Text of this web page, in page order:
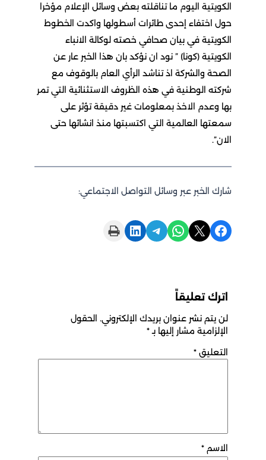
الكويتية اليوم ما تناقلته بعض وسائل الإعلام مؤخرا
حول اختفاء إحدى طائرات أسطولها واكدت الخطوط
الكويتية في بيان صحافي خصته لوكالة الانباء
الكويتية (كونا) ” نود ان نؤكد بان هذا الخبر عار عن
الصحة والشركة اذ تناشد الرأي العام بالوقوف مع
شركته الوطنية في هذه الظروف الاستثنائية التي تمر
بها وعدم الاخذ بمعلومات غير دقيقة تؤثر على
سمعتها العالمية التي اكتسبتها منذ انشائها حتى
الان”.
شارك الخبر عبر وسائل التواصل الاجتماعي:
Share on Facebook
Share on X
Share on WhatsApp
Share on Telegram
Share on LinkedIn
Print this Page
اترك تعليقاً
لن يتم نشر عنوان بريدك الإلكتروني. الحقول
الإلزامية مشار إليها بـ*
التعليق *
الاسم *